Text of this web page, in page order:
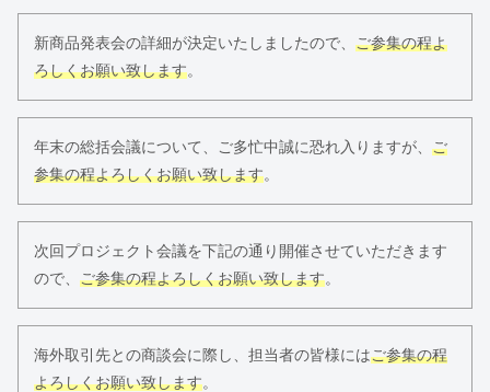
新商品発表会の詳細が決定いたしましたので、 ご参集の程よ
ろしくお願い致します。
年末の総括会議について、ご多忙中誠に恐れ入りますが、 ご
参集の程よろしくお願い致します。
次回プロジェクト会議を下記の通り開催させていただきます
ので、 ご参集の程よろしくお願い致します。
海外取引先との商談会に際し、担当者の皆様にはご参集の程
よろしくお願い致します。